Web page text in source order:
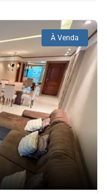
À Venda